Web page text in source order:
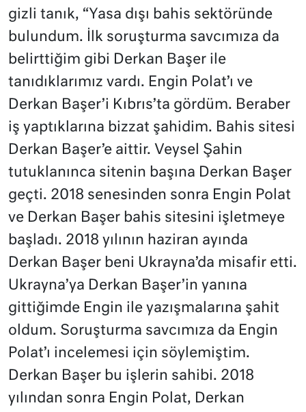
gizli tanık, “Yasa dışı bahis sektöründe
bulundum. İlk soruşturma savcımıza da
belirttiğim gibi Derkan Başer ile
tanıdıklarımız vardı. Engin Polat’ı ve
Derkan Başer’i Kıbrıs’ta gördüm. Beraber
iş yaptıklarına bizzat şahidim. Bahis sitesi
Derkan Başer’e aittir. Veysel Şahin
tutuklanınca sitenin başına Derkan Başer
geçti. 2018 senesinden sonra Engin Polat
ve Derkan Başer bahis sitesini işletmeye
başladı. 2018 yılının haziran ayında
Derkan Başer beni Ukrayna’da misafir etti.
Ukrayna’ya Derkan Başer’in yanına
gittiğimde Engin ile yazışmalarına şahit
oldum. Soruşturma savcımıza da Engin
Polat’ı incelemesi için söylemiştim.
Derkan Başer bu işlerin sahibi. 2018
yılından sonra Engin Polat, Derkan